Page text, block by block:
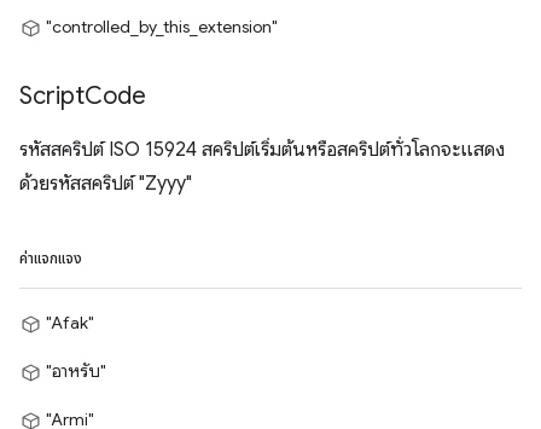
"controlled_by_this_extension"
ScriptCode
รหัสสคริปต์ ISO 15924 สคริปต์เริ่มต้นหรือสคริปต์ทั่วโลกจะแสดง
ด้วยรหัสสคริปต์ "Zyyy"
ค่าแจกแจง
"Afak"
"อาหรับ"
"Armi"